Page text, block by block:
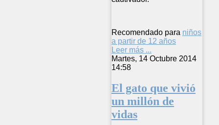
Recomendado para niños
a partir de 12 años
Leer más ...
Martes, 14 Octubre 2014
14:58
El gato que vivió
un millón de
vidas